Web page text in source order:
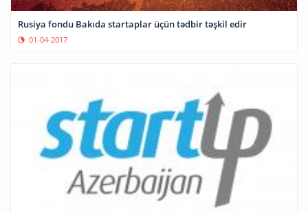
Rusiya fondu Bakıda startaplar üçün tədbir təşkil edir
01-04-2017